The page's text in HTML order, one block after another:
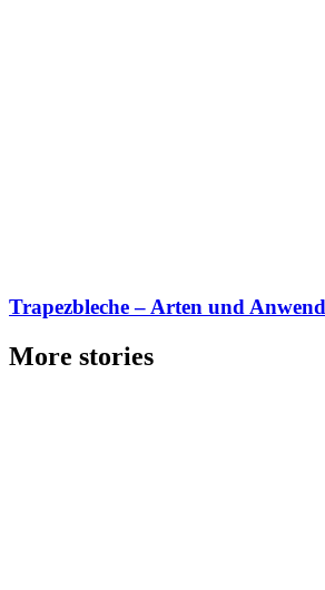
Trapezbleche – Arten und
More stories